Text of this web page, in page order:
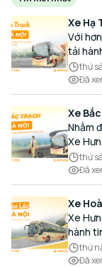
Xe Hạ
Tận
Với
tải
cho
thoải
thứ
Đã
Xe
Hành
Nhằm
Xe
lượng
thứ
Đã
Xe
Cao
Xe
hành
và Thủ
thứ
Đã